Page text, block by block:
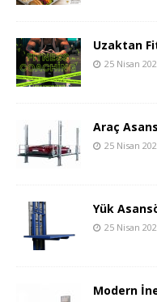
Uzaktan
25 Nisan
Araç
25 Nisan
Yük
25 Nisan
Modern